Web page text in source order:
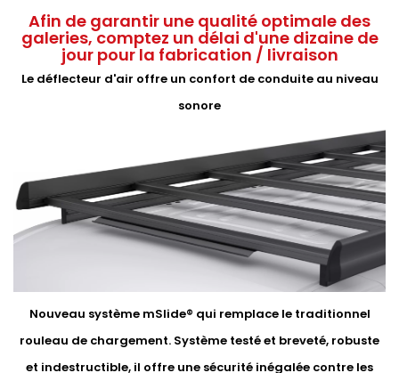
Afin de garantir une qualité optimale des
galeries, comptez un délai d'une dizaine de
jour pour la fabrication / livraison
Le déflecteur d'air offre un confort de conduite au niveau
sonore
Nouveau système mSlide® qui remplace le traditionnel
rouleau de chargement. Système testé et breveté, robuste
et indestructible, il offre une sécurité inégalée contre les